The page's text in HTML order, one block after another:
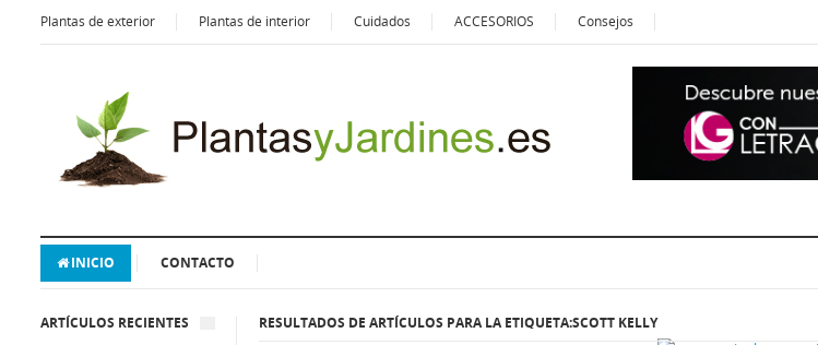
Plantas de exterior Plantas de interior Cuidados ACCESORIOS Consejos
INICIO CONTACTO
RESULTADOS DE ARTÍCULOS PARA LA ETIQUETA:SCOTT KELLY
ARTÍCULOS RECIENTES